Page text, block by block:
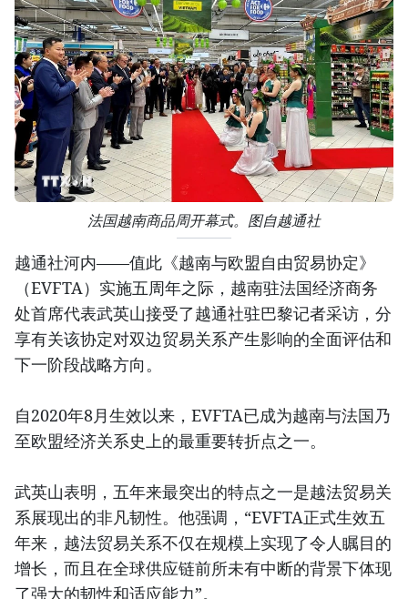
法国越南商品周开幕式。图自越通社
越通社河内——值此《越南与欧盟自由贸易协定》
（EVFTA）实施五周年之际，越南驻法国经济商务
处首席代表武英山接受了越通社驻巴黎记者采访，分
享有关该协定对双边贸易关系产生影响的全面评估和
下一阶段战略方向。
自2020年8月生效以来，EVFTA已成为越南与法国乃
至欧盟经济关系史上的最重要转折点之一。
武英山表明，五年来最突出的特点之一是越法贸易关
系展现出的非凡韧性。他强调，“EVFTA正式生效五
年来，越法贸易关系不仅在规模上实现了令人瞩目的
增长，而且在全球供应链前所未有中断的背景下体现
了强大的韧性和适应能力”。